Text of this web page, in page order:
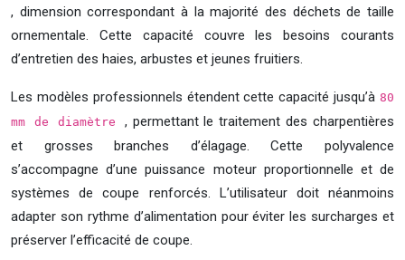
, dimension correspondant à la majorité des déchets de taille
ornementale. Cette capacité couvre les besoins courants
d’entretien des haies, arbustes et jeunes fruitiers.
Les modèles professionnels étendent cette capacité jusqu’à 80
mm de diamètre , permettant le traitement des charpentières
et grosses branches d’élagage. Cette polyvalence
s’accompagne d’une puissance moteur proportionnelle et de
systèmes de coupe renforcés. L’utilisateur doit néanmoins
adapter son rythme d’alimentation pour éviter les surcharges et
préserver l’efficacité de coupe.